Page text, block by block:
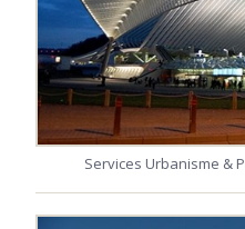
Services Urbanisme &